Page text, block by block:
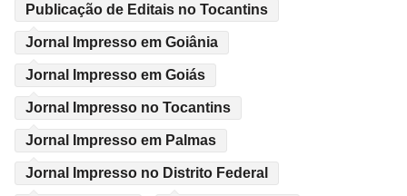
Publicação de Editais no Tocantins
Jornal Impresso em Goiânia
Jornal Impresso em Goiás
Jornal Impresso no Tocantins
Jornal Impresso em Palmas
Jornal Impresso no Distrito Federal